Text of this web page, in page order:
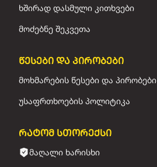
ხშირად დასმული კითხვები
მოძებნე შეკვეთა
წესები და პირობები
მოხმარების წესები და პირობები
უსაფრთხოების პოლიტიკა
რატომ სთორექსი
მაღალი ხარისხი